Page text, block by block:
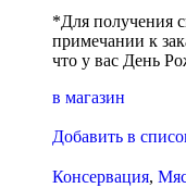
*Для получения
примечании к
что у вас День
в магазин
Добавить в
Консервация,